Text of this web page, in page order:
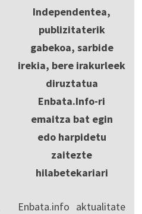
Independentea,
publizitaterik
gabekoa, sarbide
irekia, bere irakurleek
diruztatua
Enbata.Info-ri
emaitza bat egin
edo harpidetu
zaitezte
hilabetekariari
Enbata.info aktualitate